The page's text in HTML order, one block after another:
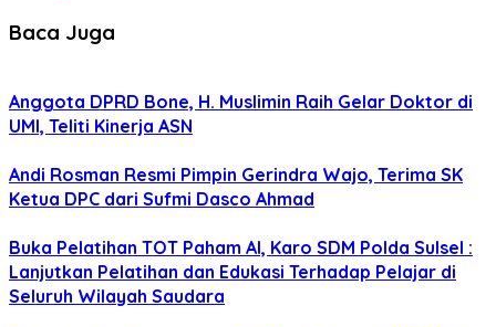
Baca Juga
Anggota DPRD Bone, H. Muslimin Raih Gelar Doktor di
UMI, Teliti Kinerja ASN
Andi Rosman Resmi Pimpin Gerindra Wajo, Terima SK
Ketua DPC dari Sufmi Dasco Ahmad
Buka Pelatihan TOT Paham AI, Karo SDM Polda Sulsel :
Lanjutkan Pelatihan dan Edukasi Terhadap Pelajar di
Seluruh Wilayah Saudara